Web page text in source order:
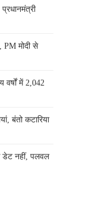
PM मोदी से
वर्षों में 2,042
बंतो कटारिया
डेट नहीं, पलवल